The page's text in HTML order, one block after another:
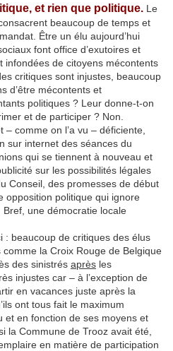
et rien que politique. Le
beaucoup de temps et
Être un élu aujourd’hui
font office d’exutoires et
infondées de citoyens mécontents
critiques sont injustes, beaucoup
d’être mécontents et
politiques ? Leur donne-t-on
et de participer ? Non.
comme on l’a vu – déficiente,
sur internet des séances du
qui se tiennent à nouveau et
sur les possibilités légales
Conseil, des promesses de début
opposition politique qui ignore
une démocratie locale
: beaucoup de critiques des élus
comme la Croix Rouge de Belgique
des sinistrés après les
injustes car – à l’exception de
en vacances juste après la
ont tous fait le maximum
et en fonction de ses moyens et
la Commune de Trooz avait été,
en matière de participation